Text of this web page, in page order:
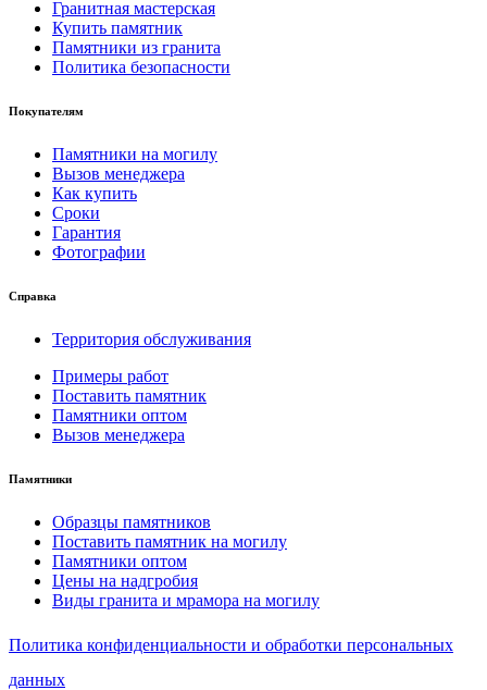
Гранитная мастерская
Купить памятник
Памятники из гранита
Политика безопасности
Покупателям
Памятники на могилу
Вызов менеджера
Как купить
Сроки
Гарантия
Фотографии
Справка
Территория обслуживания
Примеры работ
Поставить памятник
Памятники оптом
Вызов менеджера
Памятники
Образцы памятников
Поставить памятник на могилу
Памятники оптом
Цены на надгробия
Виды гранита и мрамора на могилу
Политика конфиденциальности и обработки персональных
данных